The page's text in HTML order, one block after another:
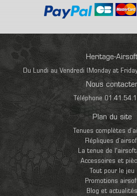
Heritage-
Du Lundi au Vendredi (Monday at
Nous
Téléphone
Plan du site
Tenues complètes
Répliques
La tenue de
Accessoires et
Tout pour le jeu
Promotions
Blog et actualités